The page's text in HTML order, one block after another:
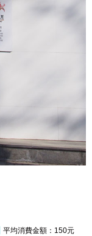
平均消費金額：150元